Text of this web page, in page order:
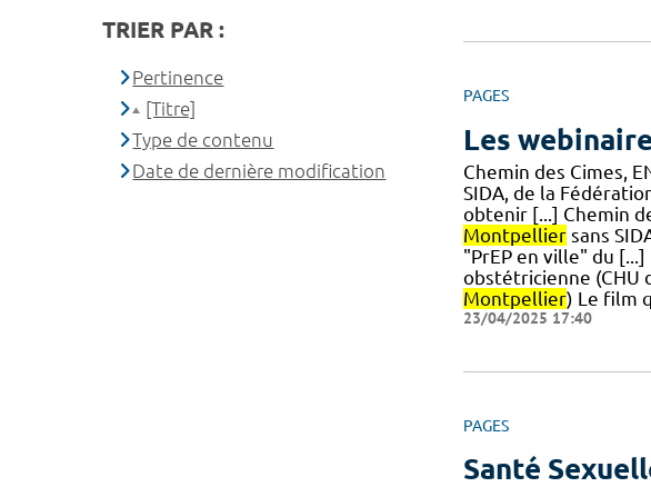
PAGES
Les
Chemin des Cimes,
SIDA, de la
obtenir [...] Chemin
Montpelliersans
"PrEP en ville" du
obstétricienne (CHU
Montpellier) Le film
23/04/2025 17:40
PAGES
Santé
TRIER PAR :
Pertinence
[Titre]
Type de contenu
Date de dernière modification